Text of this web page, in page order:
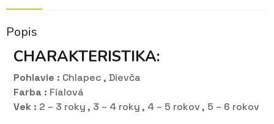
Popis
CHARAKTERISTIKA:
Pohlavie : Chlapec , Dievča
Farba : Fialová
Vek : 2 – 3 roky , 3 – 4 roky , 4 – 5 rokov , 5 – 6 rokov